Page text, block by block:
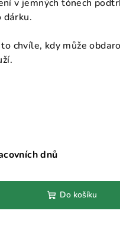
v jemných tónech
dárku.
chvíle, kdy může
dnů
Do košíku